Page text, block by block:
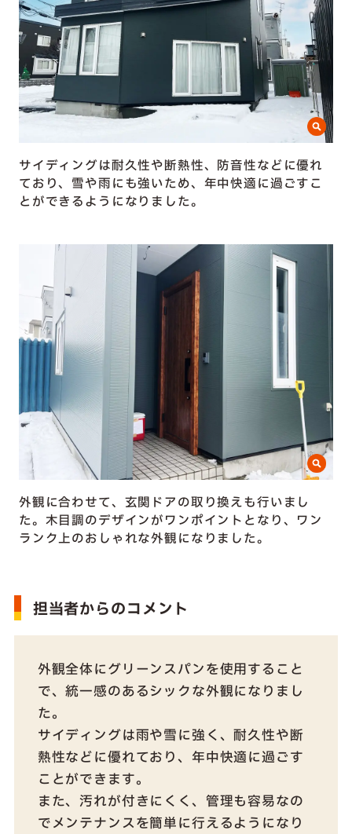
サイディングは耐久性や断熱性、防音性などに優れ
ており、雪や雨にも強いため、年中快適に過ごすこ
とができるようになりました。
外観に合わせて、玄関ドアの取り換えも行いまし
た。木目調のデザインがワンポイントとなり、ワン
ランク上のおしゃれな外観になりました。
担当者からのコメント
外観全体にグリーンスパンを使用すること
で、統一感のあるシックな外観になりまし
た。
サイディングは雨や雪に強く、耐久性や断
熱性などに優れており、年中快適に過ごす
ことができます。
また、汚れが付きにくく、管理も容易なの
でメンテナンスを簡単に行えるようになり